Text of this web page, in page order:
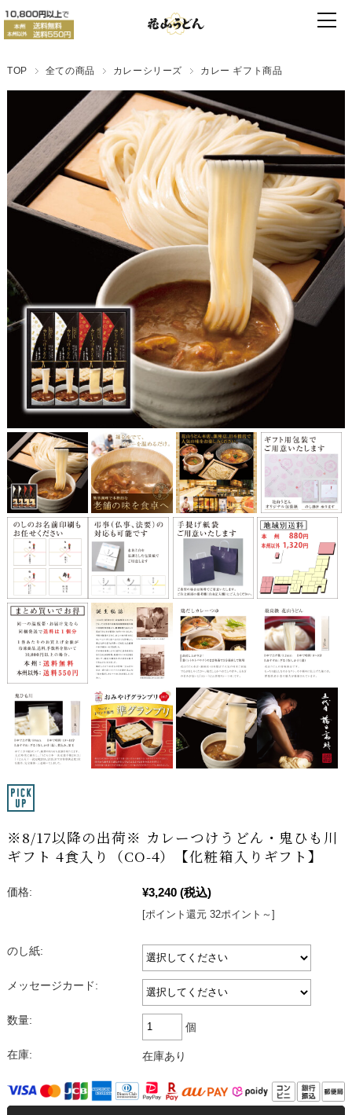
TOP 全ての商品 カレーシリーズ カレー ギフト商品
※8/17以降の出荷※ カレーつけうどん・鬼ひも川
ギフト 4食入り（CO-4）【化粧箱入りギフト】
価格: ¥3,240 (税込)
[ポイント還元 32ポイント～]
のし紙:
メッセージカード:
数量:
個
在庫: 在庫あり